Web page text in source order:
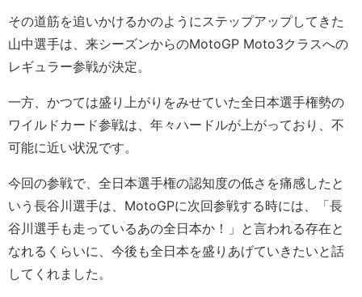
その道筋を追いかけるかのようにステップアップしてきた
山中選手は、来シーズンからのMotoGP Moto3クラスへの
レギュラー参戦が決定。
一方、かつては盛り上がりをみせていた全日本選手権勢の
ワイルドカード参戦は、年々ハードルが上がっており、不
可能に近い状況です。
今回の参戦で、全日本選手権の認知度の低さを痛感したと
いう長谷川選手は、MotoGPに次回参戦する時には、「長
谷川選手も走っているあの全日本か！」と言われる存在と
なれるくらいに、今後も全日本を盛りあげていきたいと話
してくれました。